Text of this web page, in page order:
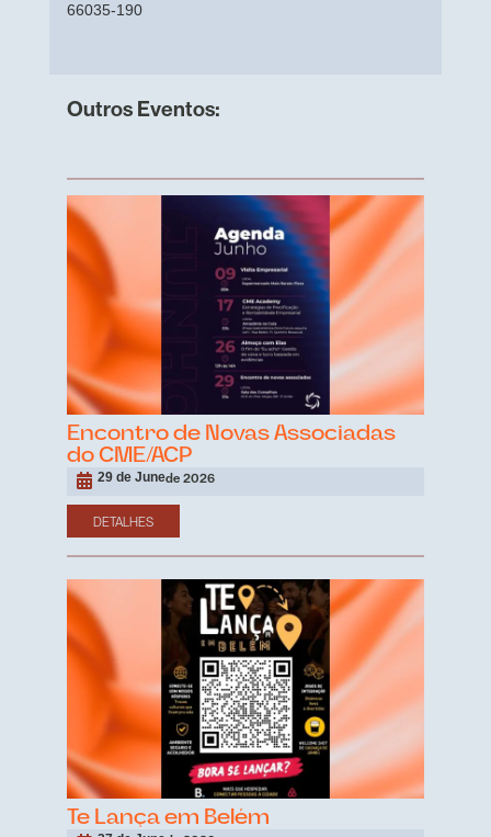
66035-190
Outros Eventos:
Encontro de Novas Associadas
do CME/ACP
29 de Junede 2026
DETALHES
Te Lança em Belém